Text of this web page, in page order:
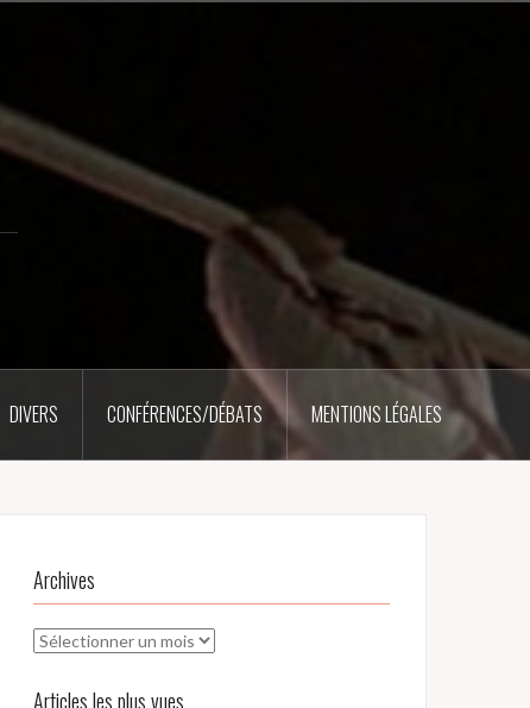
DIVERS CONFÉRENCES/DÉBATS MENTIONS LÉGALES
Archives
Archives
Articles les plus vues